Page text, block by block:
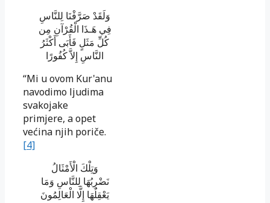
وَلَقَدْ صَرَّفْنَا لِلنَّاسِ
فِي هَـذَا الْقُرْآنِ مِن
كُلِّ مَثَلٍ فَأَبَى أَكْثَرُ
النَّاسِ إِلاَّ كُفُورًا
“Mi u ovom Kur'anu
navodimo ljudima
svakojake
primjere, a opet
većina njih poriče.
[4]
وَتِلْكَ الْأَمْثَالُ
نَضْرِبُهَا لِلنَّاسِ وَمَا
يَعْقِلُهَا إِلَّا الْعَالِمُونَ